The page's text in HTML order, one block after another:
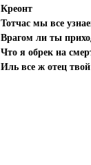
Креонт
Тотчас мы все
Врагом ли ты
Что я обрек на
Иль все ж отец